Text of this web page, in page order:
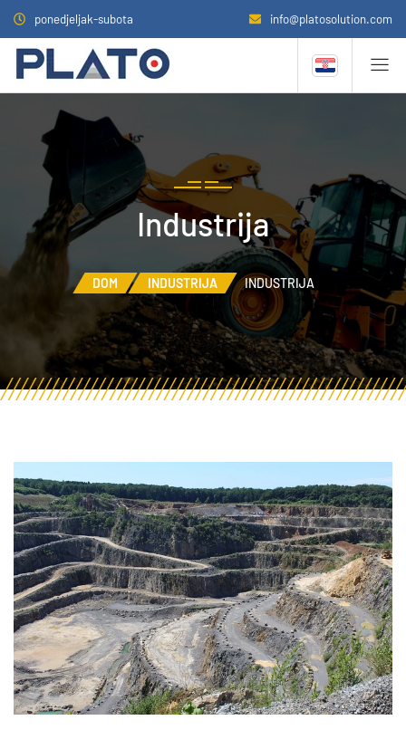
ponedjeljak-subota info@platosolution.com
Industrija
DOM INDUSTRIJA INDUSTRIJA